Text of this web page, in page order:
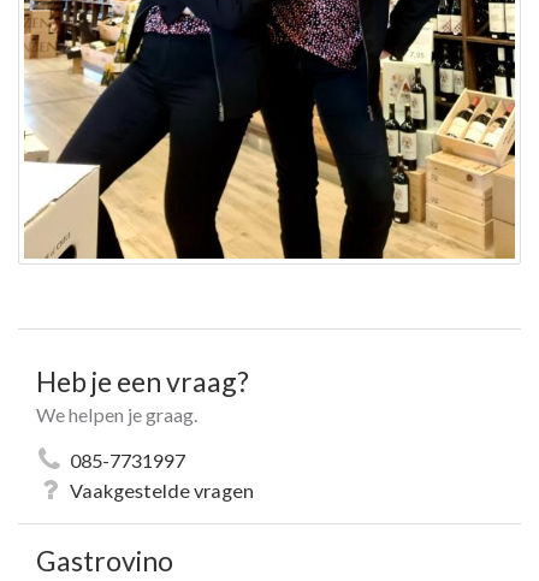
Heb je een vraag?
We helpen je graag.
085-7731997
Vaakgestelde vragen
Gastrovino